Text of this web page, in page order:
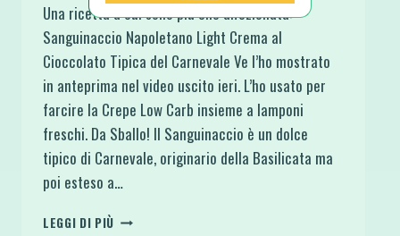
Una ricetta a cui sono più che affezionata:
Sanguinaccio Napoletano Light Crema al
Cioccolato Tipica del Carnevale Ve l’ho mostrato
in anteprima nel video uscito ieri. L’ho usato per
farcire la Crepe Low Carb insieme a lamponi
freschi. Da Sballo! Il Sanguinaccio è un dolce
tipico di Carnevale, originario della Basilicata ma
poi esteso a…
LEGGI DI PIÙ SANGUINACCIO